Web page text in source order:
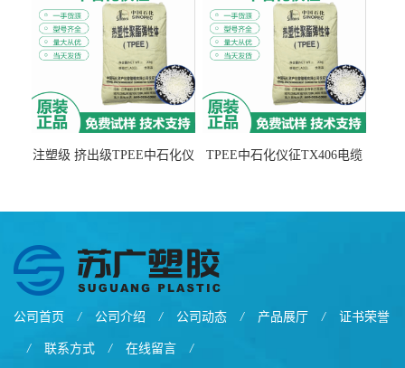
注塑级 挤出级TPEE中石化仪
TPEE中石化仪征TX406电缆
公司首页 / 公司介绍 / 公司动态 / 产品展厅 / 证书荣誉
/ 联系方式 / 在线留言 /